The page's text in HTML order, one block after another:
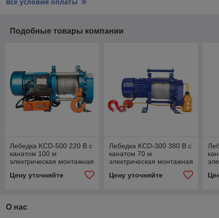
Подобные товары компании
Лебедка KCD-500 220 В с
канатом 100 м
электрическая монтажная
Цену уточняйте
Лебедка KCD-300 380 В с
канатом 70 м
электрическая монтажная
Цену уточняйте
О нас